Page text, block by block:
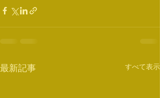
最新記事 すべて表示